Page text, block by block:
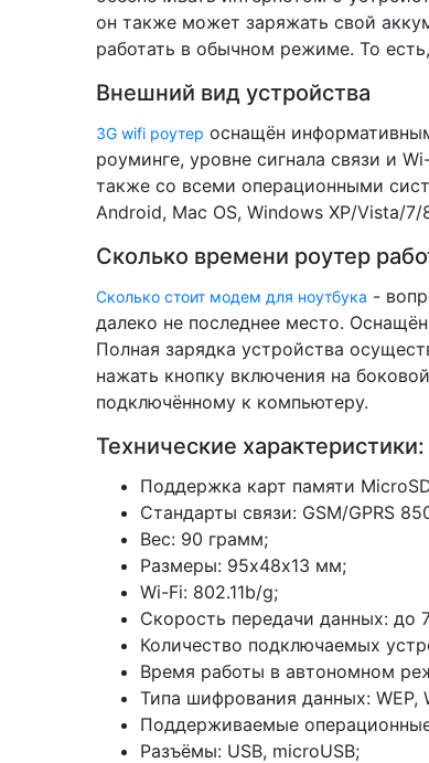
он также может заряжать свой
работать в обычном режиме. То
Внешний вид устройства
3G wifi роутер оснащён
роуминге, уровне сигнала связи и
также со всеми операционными
Android, Mac OS, Windows XP/Vista/7/
Сколько времени роутер
Сколько стоит модем для ноутбука -
далеко не последнее место.
Полная зарядка устройства
нажать кнопку включения на
подключённому к компьютеру.
Технические характеристики:
Поддержка карт памяти
Стандарты связи: GSM/GPRS
Вес: 90 грамм;
Размеры: 95х48х13 мм;
Wi-Fi: 802.11b/g;
Скорость передачи данных: до
Количество подключаемых
Время работы в автономном
Типа шифрования данных: WEP,
Поддерживаемые
Разъёмы: USB, microUSB;